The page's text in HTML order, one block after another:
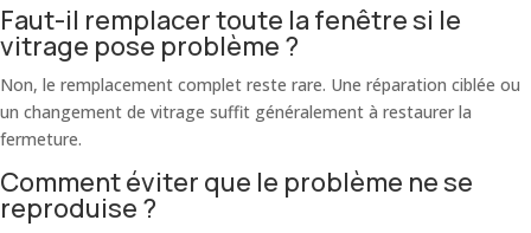
Faut-il remplacer toute la fenêtre si le
vitrage pose problème ?
Non, le remplacement complet reste rare. Une réparation ciblée ou
un changement de vitrage suffit généralement à restaurer la
fermeture.
Comment éviter que le problème ne se
reproduise ?